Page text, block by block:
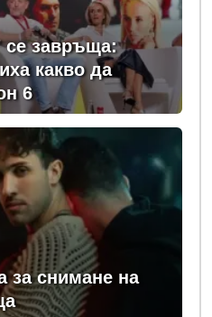
се завръща:
какво да
6
за снимане на